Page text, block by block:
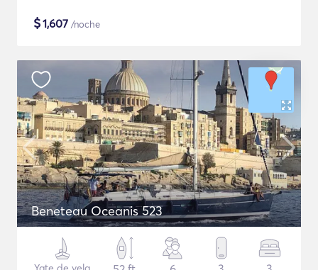
$1,607 /noche
Beneteau Oceanis 523